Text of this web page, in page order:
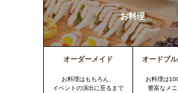
お料理
オーダーメイド
お料理はもちろん、
イベントの演出に至るまで
オードブ
お料理は
豊富なメ